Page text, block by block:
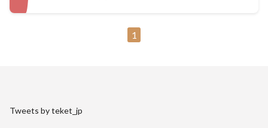
1
Tweets by teket_jp